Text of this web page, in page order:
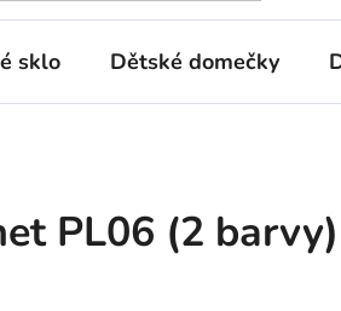
sklo Dětské domečky
PL06 (2 barvy)